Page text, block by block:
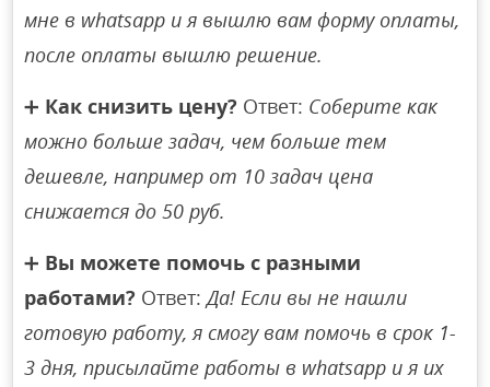
мне в whatsapp и я вышлю вам форму оплаты,
после оплаты вышлю решение.
➕ Как снизить цену? Ответ: Соберите как
можно больше задач, чем больше тем
дешевле, например от 10 задач цена
снижается до 50 руб.
➕ Вы можете помочь с разными
работами? Ответ:Да! Если вы не нашли
готовую работу, я смогу вам помочь в срок 1-
3 дня, присылайте работы в whatsapp и я их